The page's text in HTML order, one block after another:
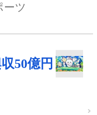
ーツ
50億円